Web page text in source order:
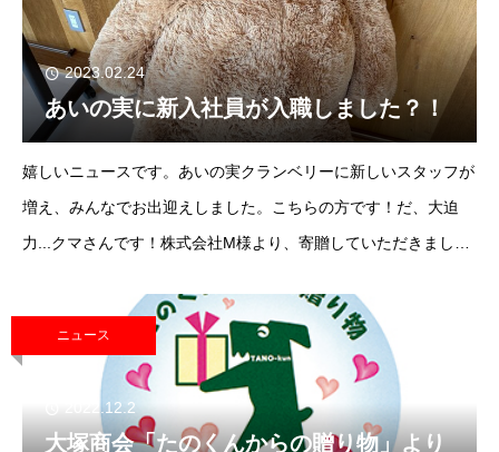
2023.02.24
あいの実に新入社員が入職しました？！
嬉しいニュースです。あいの実クランベリーに新しいスタッフが
増え、みんなでお出迎えしました。こちらの方です！だ、大迫
力...クマさんです！株式会社M様より、寄贈していただきまし
ービス中にも使用さ
ニュース
2022.12.2
大塚商会「たのくんからの贈り物」より